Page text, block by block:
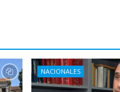
NACIONALES